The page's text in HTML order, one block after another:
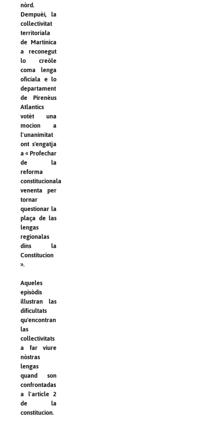
nòrd.
Dempuèi, la
collectivitat
territoriala
de Martinica
a reconegut
lo creòle
coma lenga
oficiala e lo
departament
de Pirenèus
Atlantics
votèt una
mocion a
l'unanimitat
ont s'engatja
a « Profechar
de la
reforma
constitucionala
venenta per
tornar
questionar la
plaça de las
lengas
regionalas
dins la
Constitucion
».
Aqueles
episòdis
illustran las
dificultats
qu'encontran
las
collectivitats
a far viure
nòstras
lengas
quand son
confrontadas
a l'article 2
de la
constitucion.